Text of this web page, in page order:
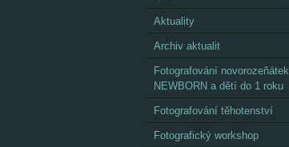
Aktuality
Archiv aktualit
Fotografování novorozeňátek
NEWBORN a dětí do 1 roku
Fotografování těhotenství
Fotografický workshop